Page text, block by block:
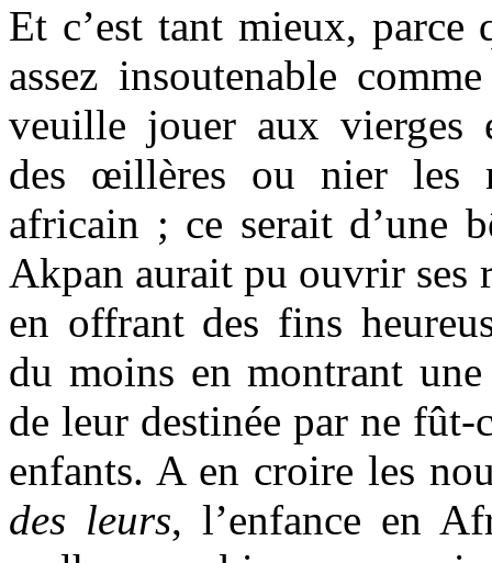
Et c’est tant mieux, parce
assez insoutenable
veuille jouer aux vierges
des œillères ou nier les
africain ; ce serait d’une
Akpan aurait pu ouvrir ses
en offrant des fins
du moins en montrant
de leur destinée par ne fût-
enfants. A en croire les
des leurs, l’enfance en